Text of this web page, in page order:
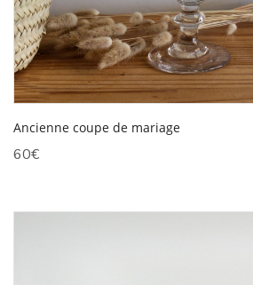
Ancienne coupe de mariage
60€